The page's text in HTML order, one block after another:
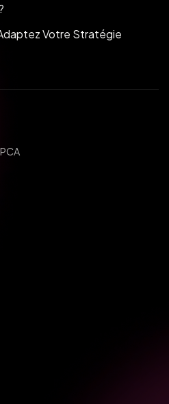
Votre Stratégie